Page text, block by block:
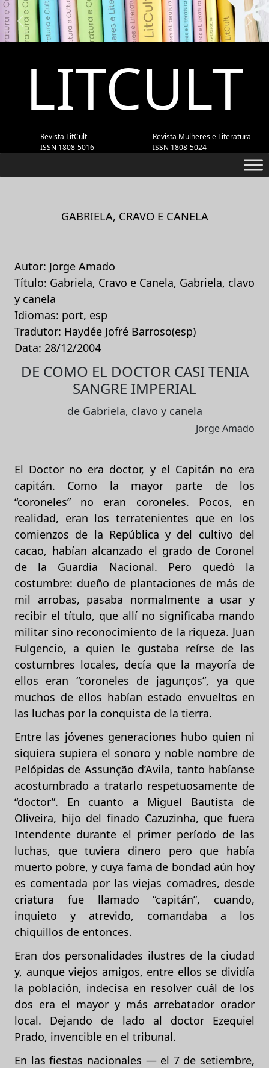
Previous Next
LITCULT
Revista LitCult
ISSN 1808-5016
Revista Mulheres e Literatura
ISSN 1808-5024
GABRIELA, CRAVO E CANELA
Autor: Jorge Amado
Título: Gabriela, Cravo e Canela, Gabriela, clavo
y canela
Idiomas: port, esp
Tradutor: Haydée Jofré Barroso(esp)
Data: 28/12/2004
DE COMO EL DOCTOR CASI TENIA
SANGRE IMPERIAL
de Gabriela, clavo y canela
Jorge Amado
El Doctor no era doctor, y el Capitán no era
capitán. Como la mayor parte de los
“coroneles” no eran coroneles. Pocos, en
realidad, eran los terratenientes que en los
comienzos de la República y del cultivo del
cacao, habían alcanzado el grado de Coronel
de la Guardia Nacional. Pero quedó la
costumbre: dueño de plantaciones de más de
mil arrobas, pasaba normalmente a usar y
recibir el título, que allí no significaba mando
militar sino reconocimiento de la riqueza. Juan
Fulgencio, a quien le gustaba reírse de las
costumbres locales, decía que la mayoría de
ellos eran “coroneles de jagunços”, ya que
muchos de ellos habían estado envueltos en
las luchas por la conquista de la tierra.
Entre las jóvenes generaciones hubo quien ni
siquiera supiera el sonoro y noble nombre de
Pelópidas de Assunção d’Avila, tanto habíanse
acostumbrado a tratarlo respetuosamente de
“doctor”. En cuanto a Miguel Bautista de
Oliveira, hijo del finado Cazuzinha, que fuera
Intendente durante el primer período de las
luchas, que tuviera dinero pero que había
muerto pobre, y cuya fama de bondad aún hoy
es comentada por las viejas comadres, desde
criatura fue llamado “capitán”, cuando,
inquieto y atrevido, comandaba a los
chiquillos de entonces.
Eran dos personalidades ilustres de la ciudad
y, aunque viejos amigos, entre ellos se dividía
la población, indecisa en resolver cuál de los
dos era el mayor y más arrebatador orador
local. Dejando de lado al doctor Ezequiel
Prado, invencible en el tribunal.
En las fiestas nacionales — el 7 de setiembre,